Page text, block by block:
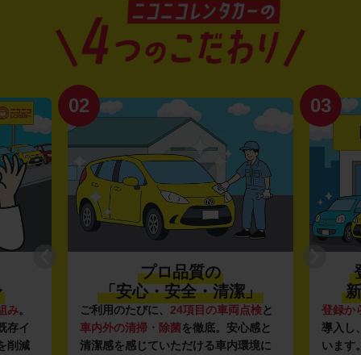
み。
存イ
削減
02
プロ品質の
「安心・安全・清潔」
ご利用のたびに、 24項目の車両点検と
車内外の清掃・除菌を徹底。安心感と
清潔感を感じていただける車内環境に
03
登録か
導入し
います